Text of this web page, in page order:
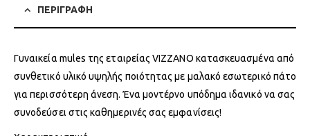
ΠΕΡΙΓΡΑΦΗ
Γυναικεία mules της εταιρείας VIZZANO κατασκευασμένα από
συνθετικό υλικό υψηλής ποιότητας με μαλακό εσωτερικό πάτο
για περισσότερη άνεση. Ένα μοντέρνο υπόδημα ιδανικό να σας
συνοδεύσει στις καθημερινές σας εμφανίσεις!